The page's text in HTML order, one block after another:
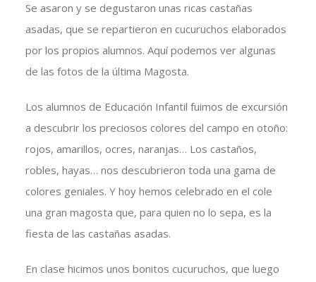
Se asaron y se degustaron unas ricas castañas
asadas, que se repartieron en cucuruchos elaborados
por los propios alumnos. Aquí podemos ver algunas
de las fotos de la última Magosta.
Los alumnos de Educación Infantil fuimos de excursión
a descubrir los preciosos colores del campo en otoño:
rojos, amarillos, ocres, naranjas… Los castaños,
robles, hayas… nos descubrieron toda una gama de
colores geniales. Y hoy hemos celebrado en el cole
una gran magosta que, para quien no lo sepa, es la
fiesta de las castañas asadas.
En clase hicimos unos bonitos cucuruchos, que luego